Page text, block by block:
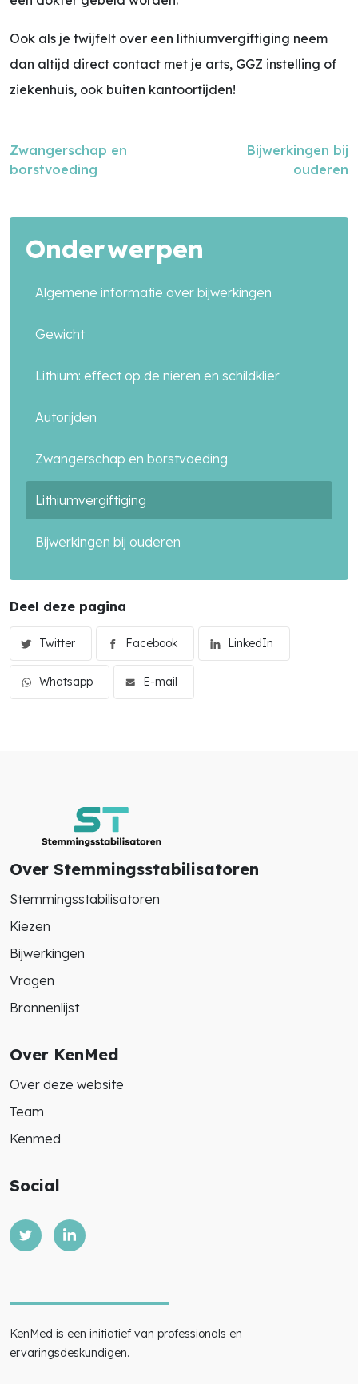
Zoek in alle artikelen
Ook als je twijfelt over een lithiumvergiftiging neem
dan altijd direct contact met je arts, GGZ instelling of
ziekenhuis, ook buiten kantoortijden!
Zwangerschap en
borstvoeding
Bijwerkingen bij
ouderen
Onderwerpen
Algemene informatie over bijwerkingen
Gewicht
Lithium: effect op de nieren en schildklier
Autorijden
Zwangerschap en borstvoeding
Lithiumvergiftiging
Bijwerkingen bij ouderen
Deel deze pagina
Twitter Facebook LinkedIn
Whatsapp E-mail
Over Stemmingsstabilisatoren
Stemmingsstabilisatoren
Kiezen
Bijwerkingen
Vragen
Bronnenlijst
Over KenMed
Over deze website
Team
Kenmed
Social
KenMed is een initiatief van professionals en
ervaringsdeskundigen.